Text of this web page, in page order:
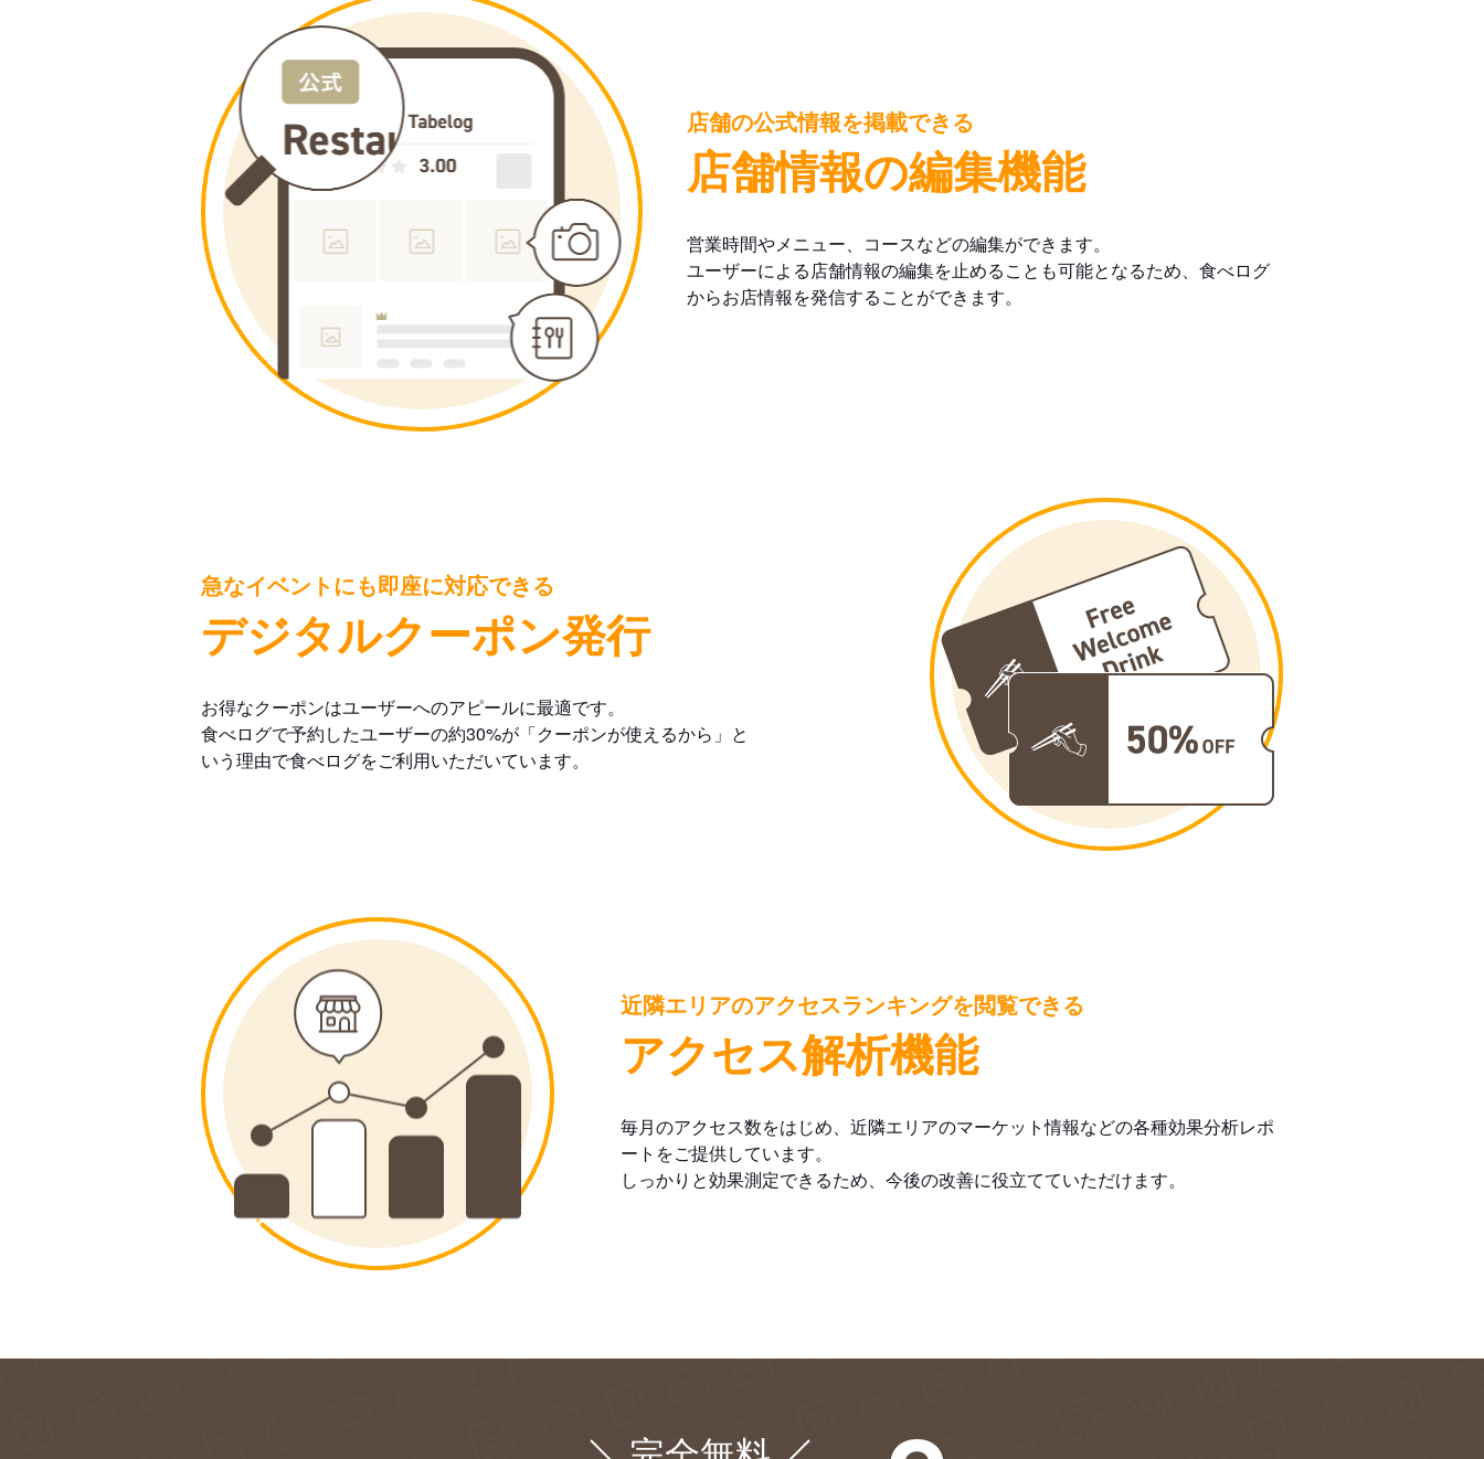
店舗の公式情報を掲載できる
店舗情報の編集機能
営業時間やメニュー、コースなどの編集ができます。
ユーザーによる店舗情報の編集を止めることも可能となるため、食べログ
からお店情報を発信することができます。
急なイベントにも即座に対応できる
デジタルクーポン発行
お得なクーポンはユーザーへのアピールに最適です。
食べログで予約したユーザーの約30%が「クーポンが使えるから」と
いう理由で食べログをご利用いただいています。
近隣エリアのアクセスランキングを閲覧できる
アクセス解析機能
毎月のアクセス数をはじめ、近隣エリアのマーケット情報などの各種効果分析レポ
ートをご提供しています。
しっかりと効果測定できるため、今後の改善に役立てていただけます。